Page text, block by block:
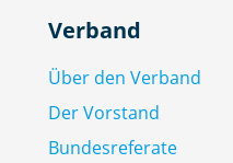
Verband
Über den Verband
Der Vorstand
Bundesreferate